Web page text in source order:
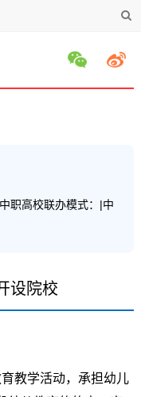
中职高校联办模式：|中
设院校
教学活动，承担幼儿